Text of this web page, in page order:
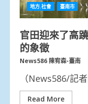
地方.社會 臺南市
官田迎來了高
的象徵
News586 陳宥森-臺南
（News586/記
Read More